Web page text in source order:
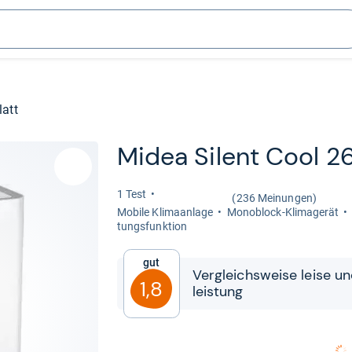
Midea Silent Cool
1 Test
(236 Meinungen)
Mobile Kli­ma­an­lage
Mono­block-​Kli­ma­ge­rät
tungs­funk­tion
Gut
1,8
Ver­gleichs­weise leise
leis­tung